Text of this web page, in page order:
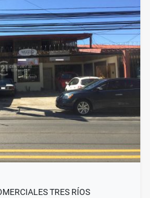
TRES RÍOS